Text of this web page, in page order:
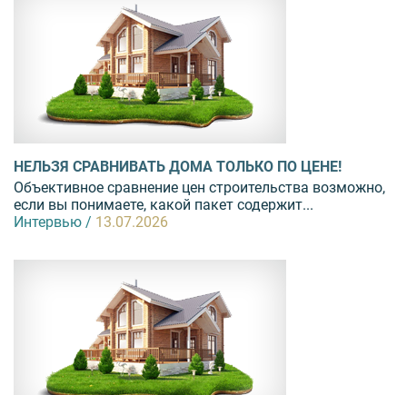
НЕЛЬЗЯ СРАВНИВАТЬ ДОМА ТОЛЬКО ПО ЦЕНЕ!
Объективное сравнение цен строительства возможно,
если вы понимаете, какой пакет содержит...
Интервью / 13.07.2026